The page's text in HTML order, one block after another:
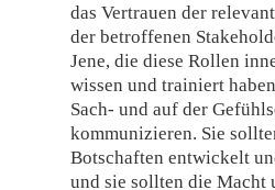
das Vertrauen der
der betroffenen
Jene, die diese Rollen
wissen und trainiert
Sach- und auf der
kommunizieren. Sie
Botschaften entwickelt
und sie sollten die Macht